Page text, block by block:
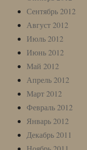
Сентябрь 2012
Август 2012
Июль 2012
Июнь 2012
Май 2012
Апрель 2012
Март 2012
Февраль 2012
Январь 2012
Декабрь 2011